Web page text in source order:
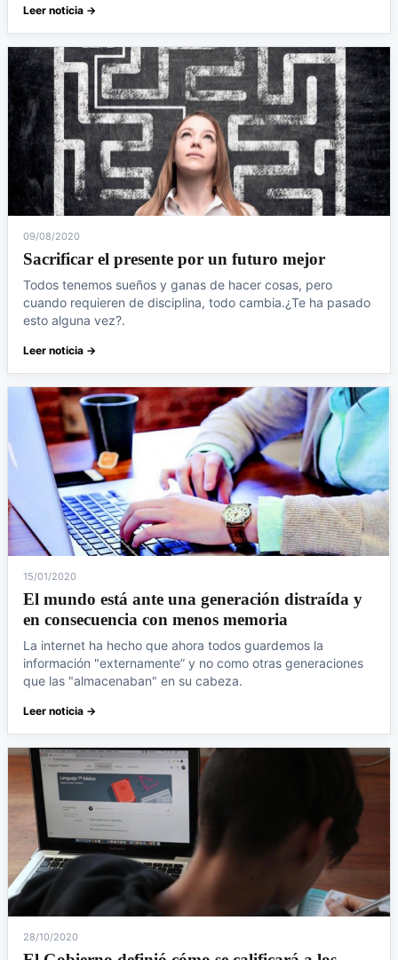
Leer noticia →
09/08/2020
Sacrificar el presente por un futuro mejor
Todos tenemos sueños y ganas de hacer cosas, pero
cuando requieren de disciplina, todo cambia.¿Te ha pasado
esto alguna vez?.
Leer noticia →
15/01/2020
El mundo está ante una generación distraída y
en consecuencia con menos memoria
La internet ha hecho que ahora todos guardemos la
información "externamente” y no como otras generaciones
que las "almacenaban" en su cabeza.
Leer noticia →
28/10/2020